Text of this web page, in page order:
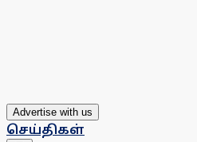
Advertise with us
செய்திகள்